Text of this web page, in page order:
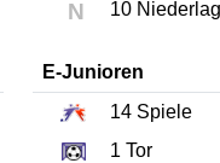
N 10
E-Junioren
14 Spiele
1 Tor